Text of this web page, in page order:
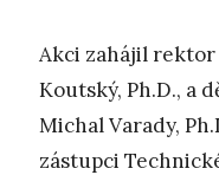
Akci zahájil rektor
Koutský, Ph.D., a
Michal Varady,
zástupci